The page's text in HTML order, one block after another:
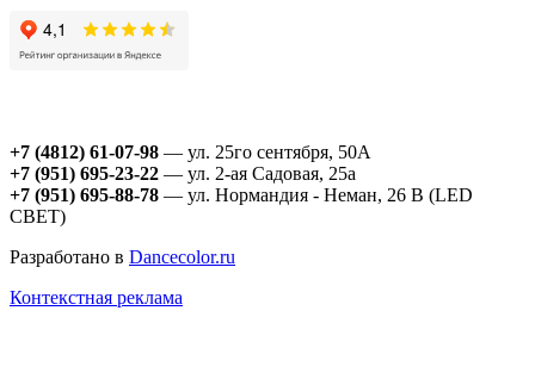
+7 (4812) 61-07-98 — ул. 25го сентября, 50А
+7 (951) 695-23-22 — ул. 2-ая Садовая, 25а
+7 (951) 695-88-78 — ул. Нормандия - Неман, 26 В (LED
СВЕТ)
Разработано в Dancecolor.ru
Контекстная реклама